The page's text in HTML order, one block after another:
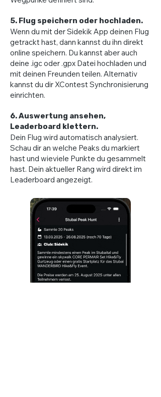
5. Flug speichern oder hochladen.
Wenn du mit der Sidekik App deinen Flug
getrackt hast, dann kannst du ihn direkt
online speichern. Du kannst aber auch
deine .igc oder .gpx Datei hochladen und
mit deinen Freunden teilen. Alternativ
kannst du dir XContest Synchronisierung
einrichten.
6. Auswertung ansehen,
Leaderboard klettern.
Dein Flug wird automatisch analysiert.
Schau dir an welche Peaks du markiert
hast und wieviele Punkte du gesammelt
hast. Dein aktueller Rang wird direkt im
Leaderboard angezeigt.